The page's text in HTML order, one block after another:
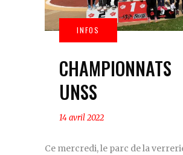
CHAMPIONNATS
UNSS
14 avril 2022
Ce mercredi, le parc de la